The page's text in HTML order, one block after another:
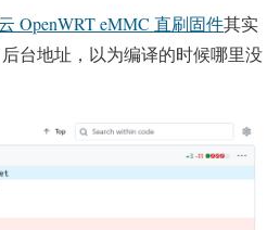
OpenWRT eMMC 直刷固件其实
台地址，以为编译的时候哪里没